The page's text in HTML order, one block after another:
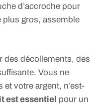
d’accroche pour
plus gros, assemble
des décollements, des
Vous ne
votre argent, n’est-
est essentiel pour un